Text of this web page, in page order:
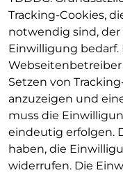
Tracking-Cookies,
notwendig sind,
Einwilligung bedarf.
Setzen von
anzuzeigen und
muss die
eindeutig erfolgen.
haben, die
widerrufen. Die